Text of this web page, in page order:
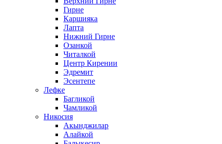
Гирне
Каршияка
Лапта
Нижний Гирне
Озанкой
Читалкой
Центр Кирении
Эдремит
Эсентепе
Лефке
Багликой
Чамликой
Никосия
Акынджилар
Алайкой